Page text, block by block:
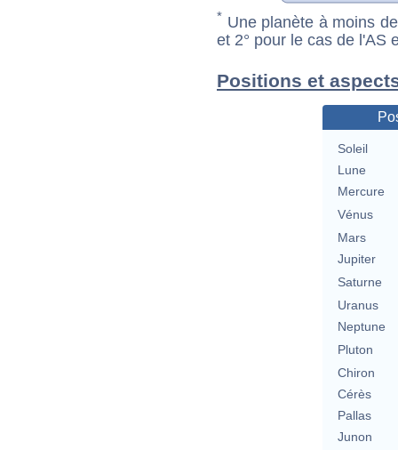
* Une planète à moins
et 2° pour le cas de l'AS
Positions et
Soleil
Lune
Mercure
Vénus
Mars
Jupiter
Saturne
Uranus
Neptune
Pluton
Chiron
Cérès
Pallas
Junon